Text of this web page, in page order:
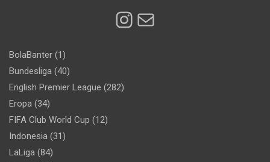
Instagram
Mail
BolaBanter (1)
Bundesliga (40)
English Premier League (282)
Eropa (34)
FIFA Club World Cup (12)
Indonesia (31)
LaLiga (84)